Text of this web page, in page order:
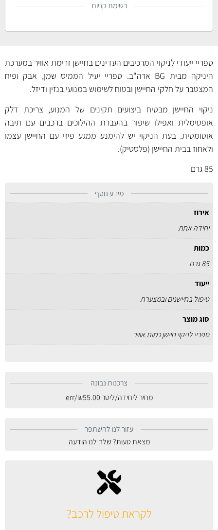
רשימת קניות
לקראת טיפול לרכב?
ספריי ייעודי לניקוי המרכיבים העדינים בחיישן זרימת אוויר במערכת
היניקה מבית BG ארה"ב. ספריי יעיל הממיס שמן, אבק ופיח
המצטבר על חלקי החיישן ובטוח לשימוש במנועי בנזין ודיזל.
ניקוי החיישן מבטיח ביצועים תקינים של המנוע, צריכת דלק
אופטימלית ואפילו שיפור בהעברת ההילוכים ברכבים עם תיבה
אוטומטית. בעת הניקוי יש להימנע ממגע פיזי עם החיישן עצמו
ולאחוז בבית החיישן (פלסטיק).
85 גרם
מידע נוסף
אירוז
יחידה אחת
כמות
85 גרם
ייעוד
טיפול בחיישנים ובמצערת
סוג מוצר
ספריי לניקוי חיישן כמות אוויר
צרכנות נבונה
מחיר ליחידה/ליטר
₪55.00
/err
עזור לנו להשתפר
מצאת טעות? שלח לנו הודעה